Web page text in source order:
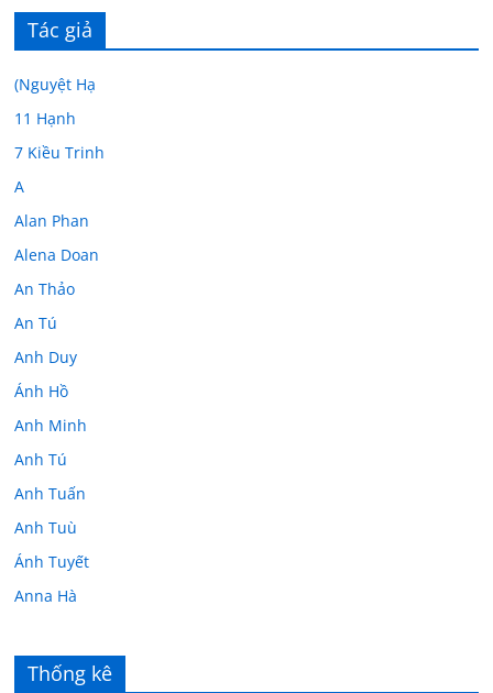
Tác giả
(Nguyệt Hạ
11 Hạnh
7 Kiều Trinh
A
Alan Phan
Alena Doan
An Thảo
An Tú
Anh Duy
Ánh Hồ
Anh Minh
Anh Tú
Anh Tuấn
Anh Tuù
Ánh Tuyết
Anna Hà
Âu Tú Vân
Thống kê